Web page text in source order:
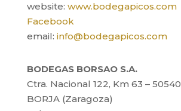
website: www.bodegapicos.com
Facebook
email: info@bodegapicos.com
BODEGAS BORSAO S.A.
Ctra. Nacional 122, Km 63 – 50540
BORJA (Zaragoza)